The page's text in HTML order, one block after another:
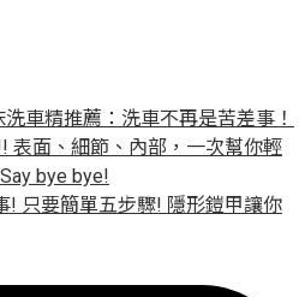
車精推薦：洗車不再是苦差事！
表面、細節、內部，一次幫你輕
bye bye!
! 只要簡單五步驟! 隱形鎧甲讓你